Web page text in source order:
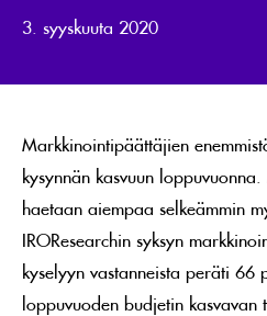
3. syyskuuta 2020
Markkinointipäättäjien
kysynnän kasvuun
haetaan aiempaa selkeämmin
IROResearchin syksyn
kyselyyn vastanneista peräti 66
loppuvuoden budjetin